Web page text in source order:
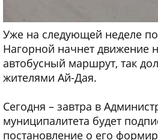
Уже на следующей неделе
Нагорной начнет движение
автобусный маршрут, так
жителями Ай-Дая.
Сегодня – завтра в
муниципалитета будет
постановление о его